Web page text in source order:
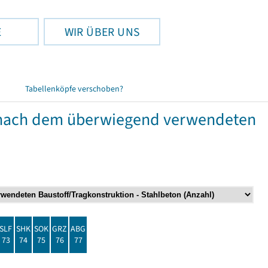
WIR ÜBER UNS
Tabellenköpfe verschoben?
dem überwiegend verwendeten
SLF
73
SHK
74
SOK
75
GRZ
76
ABG
77